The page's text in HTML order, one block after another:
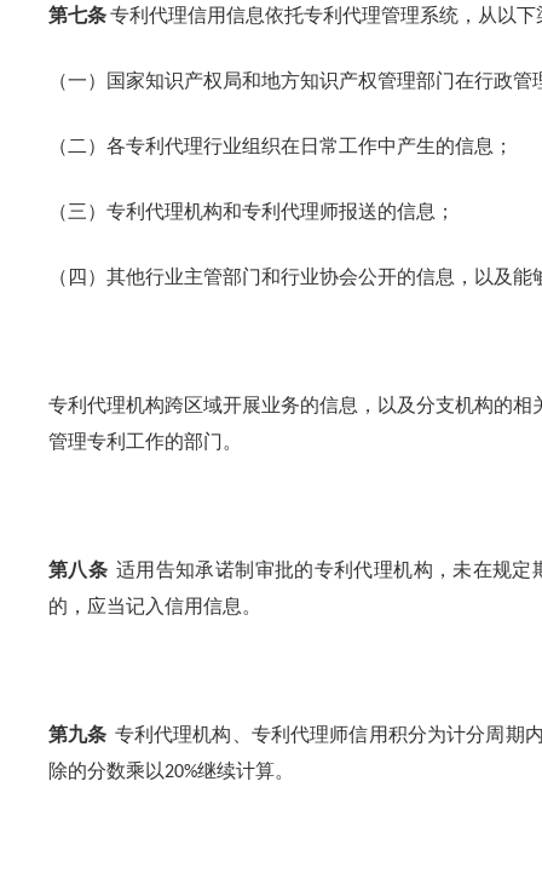
第七条专利代理信用信息依托专利代理管理系统，从以
（一）国家知识产权局和地方知识产权管理部门在行政
（二）各专利代理行业组织在日常工作中产生的信息；
（三）专利代理机构和专利代理师报送的信息；
（四）其他行业主管部门和行业协会公开的信息，以及
专利代理机构跨区域开展业务的信息，以及分支机构的
管理专利工作的部门。
第八条 适用告知承诺制审批的专利代理机构，未在规
的，应当记入信用信息。
第九条 专利代理机构、专利代理师信用积分为计分周期
除的分数乘以20%继续计算。